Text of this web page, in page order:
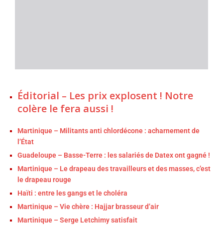
Éditorial – Les prix explosent ! Notre
colère le fera aussi !
Martinique – Militants anti chlordécone : acharnement de
l’État
Guadeloupe – Basse-Terre : les salariés de Datex ont gagné !
Martinique – Le drapeau des travailleurs et des masses, c’est
le drapeau rouge
Haïti : entre les gangs et le choléra
Martinique – Vie chère : Hajjar brasseur d’air
Martinique – Serge Letchimy satisfait